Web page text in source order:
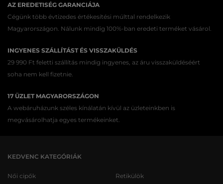
AZ EREDETISÉG GARANCIÁJA
Cégünk több évtizedes értékesítési múlttal rendelkezik
Magyarországon. Nálunk mindig 100%-ban eredeti terméket vásárol.
INGYENES SZÁLLÍTÁST ÉS VISSZAKÜLDÉS
29 990 Ft feletti szállítás mindig ingyenes, az áru visszaküldéséért
soha nem kell fizetnie.
17 ÜZLET MAGYARORSZÁGON
A webáruházunk széles kínálatán kívül az üzleteinkben is
megvásárolhatja egyes termékeinket.
KEDVENC KATEGÓRIÁK
Női cipők
Retikülök